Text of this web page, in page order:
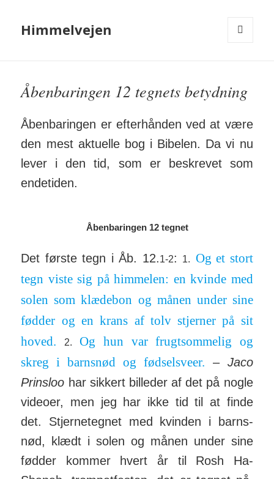
Himmelvejen
Åbenbaringen 12 tegnets betydning
Åbenbaringen er efter­­hånden ved at være
den mest aktuelle bog i Bibelen. Da vi nu
lever i den tid, som er beskrevet som
ende­tiden.
Åbenbaringen 12 tegnet
Det første tegn i Åb. 12.1-2: 1. Og et stort
tegn viste sig på him­melen: en kvinde med
solen som klædebon og månen under sine
fødder og en krans af tolv stjerner på sit
hoved.
2.
Og hun var frugt­sommelig og
skreg i barnsnød og fødsels­veer. – Jaco
Prinsloo har sikkert billeder af det på nogle
videoer, men jeg har ikke tid til at finde
det. Stjerne­tegnet med kvinden i barns­
nød, klædt i solen og månen under sine
fødder kommer hvert år til Rosh Ha­